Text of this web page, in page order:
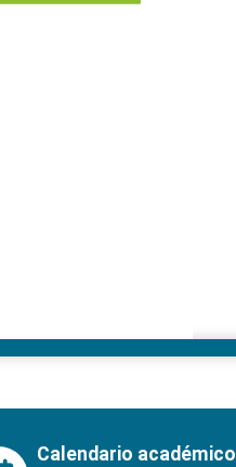
Calendario académico